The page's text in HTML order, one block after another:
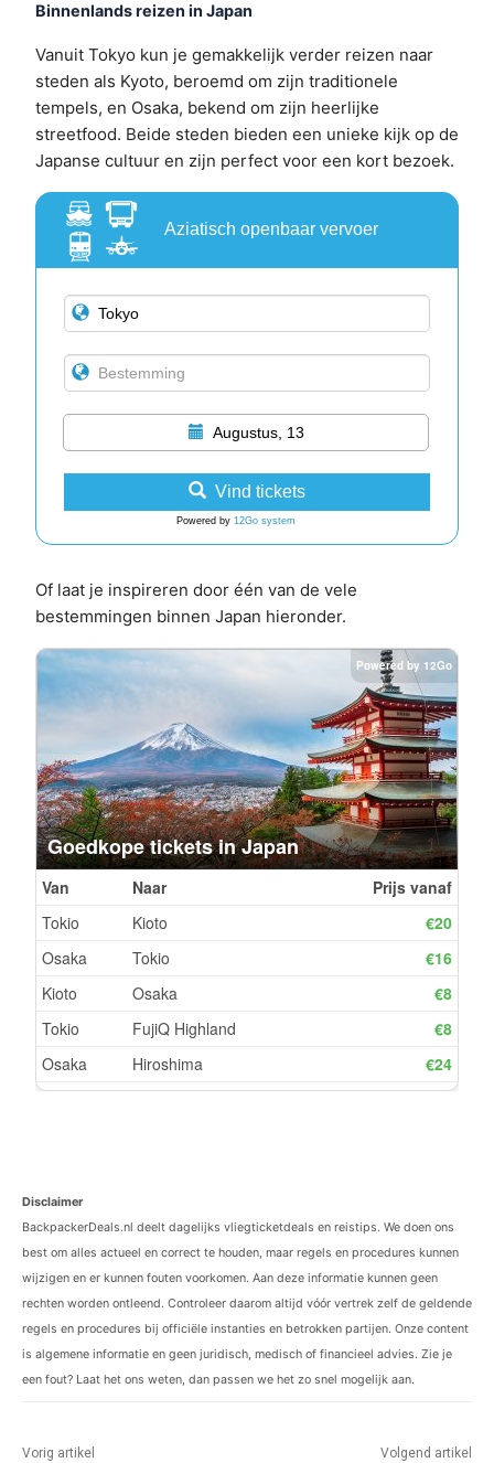
Binnenlands reizen in Japan
Vanuit Tokyo kun je gemakkelijk verder reizen naar
steden als Kyoto, beroemd om zijn traditionele
tempels, en Osaka, bekend om zijn heerlijke
streetfood. Beide steden bieden een unieke kijk op de
Japanse cultuur en zijn perfect voor een kort bezoek.
Aziatisch openbaar vervoer
Augustus, 13
Vind tickets
Powered by 12Go system
Of laat je inspireren door één van de vele
bestemmingen binnen Japan hieronder.
Disclaimer
BackpackerDeals.nl deelt dagelijks vliegticketdeals en reistips. We doen ons
best om alles actueel en correct te houden, maar regels en procedures kunnen
wijzigen en er kunnen fouten voorkomen. Aan deze informatie kunnen geen
rechten worden ontleend. Controleer daarom altijd vóór vertrek zelf de geldende
regels en procedures bij officiële instanties en betrokken partijen. Onze content
is algemene informatie en geen juridisch, medisch of financieel advies. Zie je
een fout? Laat het ons weten, dan passen we het zo snel mogelijk aan.
Vorig artikel Volgend artikel